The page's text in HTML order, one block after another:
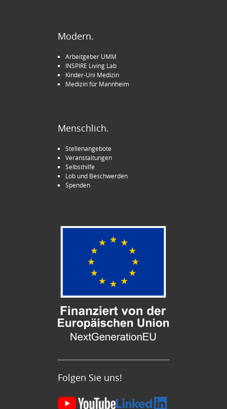
Modern.
Arbeitgeber UMM
INSPIRE Living Lab
Kinder-Uni Medizin
Medizin für Mannheim
Menschlich.
Stellenangebote
Veranstaltungen
Selbsthilfe
Lob und Beschwerden
Spenden
Folgen Sie uns!